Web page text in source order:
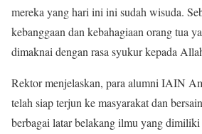
mereka yang hari ini ini sudah wisuda.
kebanggaan dan kebahagiaan orang tua
dimaknai dengan rasa syukur kepada
Rektor menjelaskan, para alumni IAIN
telah siap terjun ke masyarakat dan
berbagai latar belakang ilmu yang